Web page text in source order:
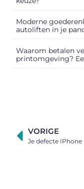
Moderne
autoliften in je
Waarom betalen
printomgeving?
VORIGE